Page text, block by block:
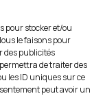
pour stocker et/ou
le faisons pour
des publicités
de traiter des
les ID uniques sur ce
peut avoir un